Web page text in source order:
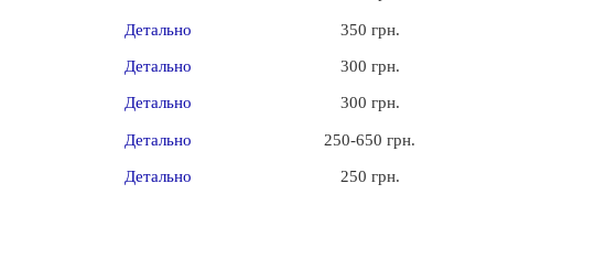
Детально
Детально
Детально
Детально
Детально
350 грн.
300 грн.
300 грн.
250-650 грн.
250 грн.